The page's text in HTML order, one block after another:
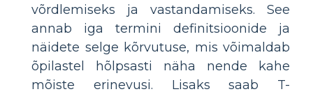
võrdlemiseks ja vastandamiseks. See
annab iga termini definitsioonide ja
näidete selge kõrvutuse, mis võimaldab
õpilastel hõlpsasti näha nende kahe
mõiste erinevusi. Lisaks saab T-